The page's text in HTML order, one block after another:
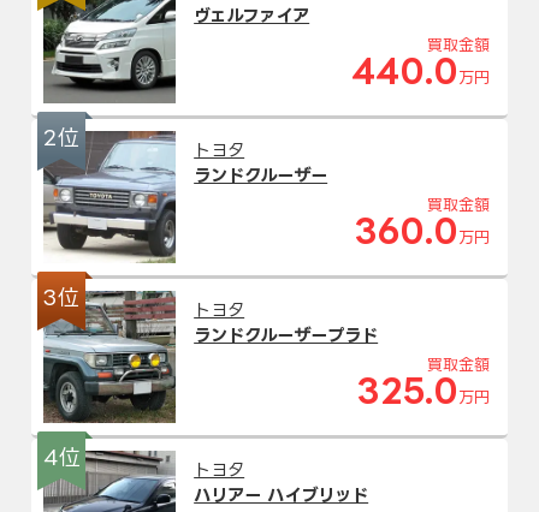
ヴェルファイア
買取金額
440.0 万円
2位
トヨタ
ランドクルーザー
買取金額
360.0 万円
3位
トヨタ
ランドクルーザープラド
買取金額
325.0 万円
4位
トヨタ
ハリアー ハイブリッド